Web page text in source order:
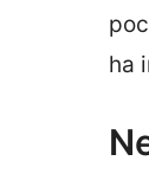
ha